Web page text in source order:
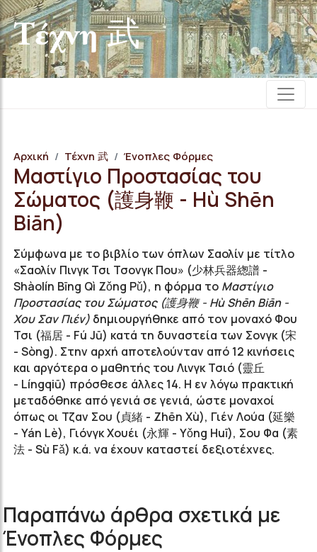
Τέχνη 武
Αρχική Τέχνη 武 Ένοπλες Φόρμες
Μαστίγιο Προστασίας του
Σώματος (護身鞭 - Hù Shēn
Biān)
Σύμφωνα με το βιβλίο των όπλων Σαολίν με τίτλο
«Σαολίν Πινγκ Τσι Τσονγκ Που» (少林兵器緫譜 -
Shàolín Bīng Qì Zǒng Pǔ), η φόρμα το Μαστίγιο
Προστασίας του Σώματος (護身鞭 - Hù Shēn Biān -
Χου Σαν Πιέν) δημιουργήθηκε από τον μοναχό Φου
Τσι (福居 - Fú Jū) κατά τη δυναστεία των Σονγκ (宋
- Sòng). Στην αρχή αποτελούνταν από 12 κινήσεις
και αργότερα ο μαθητής του Λινγκ Τσιό (靈丘
- Língqiū) πρόσθεσε άλλες 14. Η εν λόγω πρακτική
μεταδόθηκε από γενιά σε γενιά, ώστε μοναχοί
όπως οι Τζαν Σου (貞緒 - Zhēn Xù), Γιέν Λούα (延樂
- Yán Lè), Γιόνγκ Χουέι (永輝 - Yǒng Huī), Σου Φα (素
法 - Sù Fǎ) κ.ά. να έχουν καταστεί δεξιοτέχνες.
Παραπάνω άρθρα σχετικά με
Ένοπλες Φόρμες